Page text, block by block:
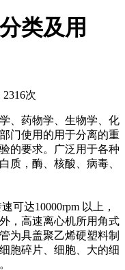
类及用
次
药物学、生物学、化
门使用的用于分离的重
的要求。广泛用于各种
质，酶、核酸、病毒、
达10000rpm 以上，
，高速离心机所用角式
为具盖聚乙烯硬塑料制
胞碎片、细胞、大的细